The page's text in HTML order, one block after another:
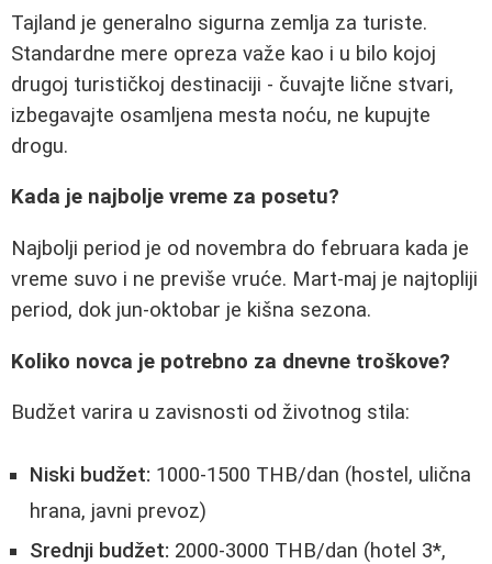
Tajland je generalno sigurna zemlja za turiste.
Standardne mere opreza važe kao i u bilo kojoj
drugoj turističkoj destinaciji - čuvajte lične stvari,
izbegavajte osamljena mesta noću, ne kupujte
drogu.
Kada je najbolje vreme za posetu?
Najbolji period je od novembra do februara kada je
vreme suvo i ne previše vruće. Mart-maj je najtopliji
period, dok jun-oktobar je kišna sezona.
Koliko novca je potrebno za dnevne troškove?
Budžet varira u zavisnosti od životnog stila:
Niski budžet: 1000-1500 THB/dan (hostel, ulična
hrana, javni prevoz)
Srednji budžet: 2000-3000 THB/dan (hotel 3*,